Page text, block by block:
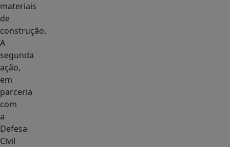
materiais
de
construção.
A
segunda
ação,
em
parceria
com
a
Defesa
Civil